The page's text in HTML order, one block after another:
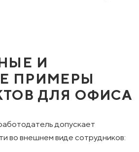
И
ПРИМЕРЫ
ДЛЯ ОФИСА
допускает
во внешнем виде сотрудников: